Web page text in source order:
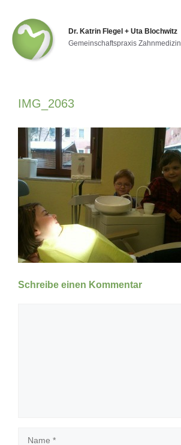
springen
Dr. Katrin Flegel + Uta Blochwitz
Gemeinschaftspraxis Zahnmedizin
IMG_2063
Schreibe einen Kommentar